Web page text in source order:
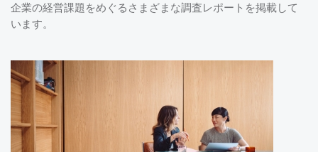
企業の経営課題をめぐるさまざまな調査レポートを掲載して
います。